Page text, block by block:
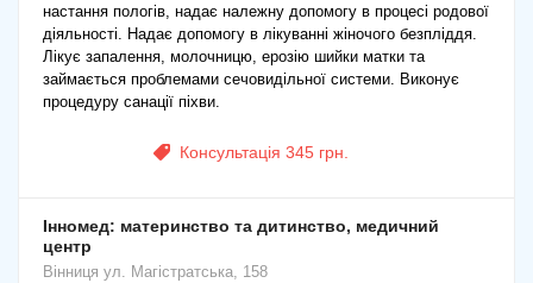
настання пологів, надає належну допомогу в процесі родової
діяльності. Надає допомогу в лікуванні жіночого безпліддя.
Лікує запалення, молочницю, ерозію шийки матки та
займається проблемами сечовидільної системи. Виконує
процедуру санації піхви.
Консультація 345 грн.
Інномед: материнство та дитинство, медичний
центр
Вінниця ул. Магістратська, 158